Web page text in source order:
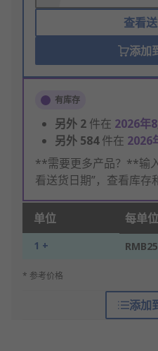
查看
添加
有库存
另外 2 件在 2026年
另外 584件在 2026
**需要更多产品？**输
看送货日期”，查看库存
单位 每单位
1 +
* 参考价格
添加